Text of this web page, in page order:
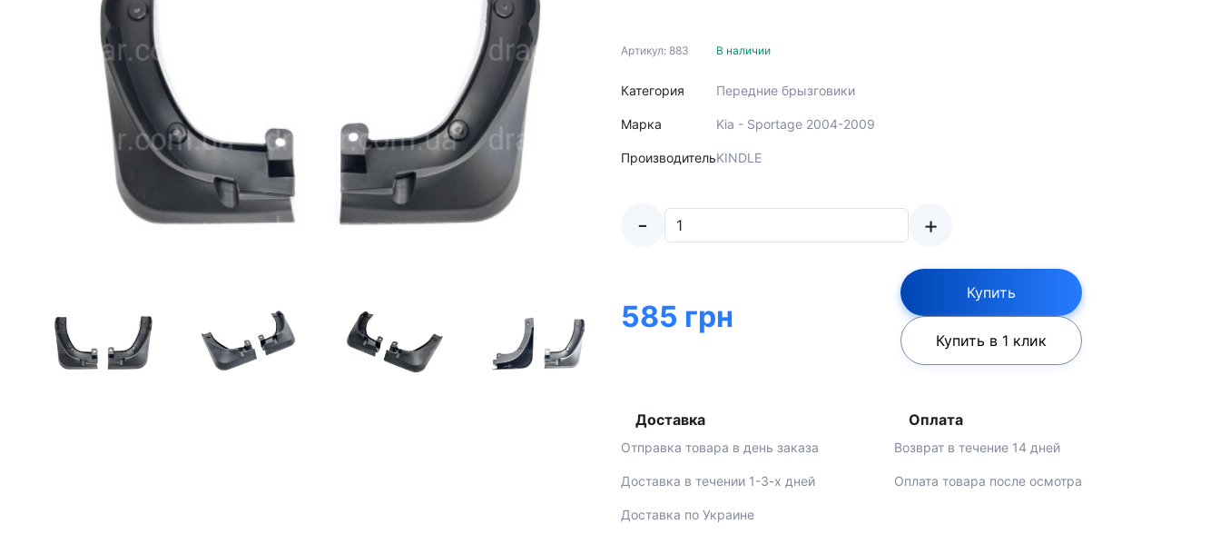
Артикул: 883
Категория
Марка
Производитель
В наличии
Передние брызговики
Kia - Sportage 2004-2009
KINDLE
- +
585 грн
Купить
Купить в 1 клик
Доставка
Отправка товара в день заказа
Доставка в течении 1-3-х дней
Доставка по Украине
Оплата
Возврат в течение 14 дней
Оплата товара после осмотра